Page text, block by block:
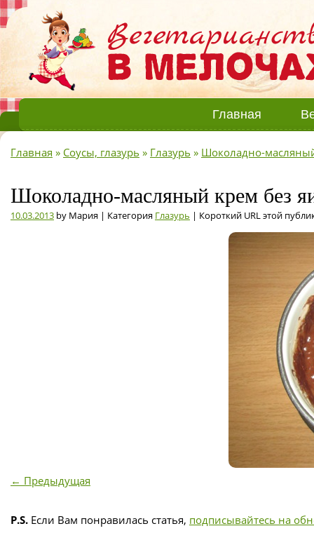
Главная
Главная » Соусы, глазурь » Глазурь » Шоколадно-
Шоколадно-масляный крем без
10.03.2013 by Мария | Категория Глазурь | Короткий URL этой
← Предыдущая
P.S. Если Вам понравилась статья, подписывайтесь на